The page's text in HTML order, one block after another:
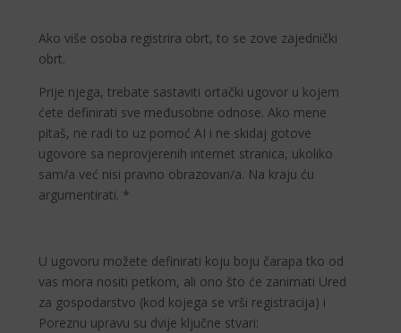
Ako više osoba registrira obrt, to se zove zajednički
obrt.
Prije njega, trebate sastaviti ortački ugovor u kojem
ćete definirati sve međusobne odnose. Ako mene
pitaš, ne radi to uz pomoć AI i ne skidaj gotove
ugovore sa neprovjerenih internet stranica, ukoliko
sam/a već nisi pravno obrazovan/a. Na kraju ću
argumentirati. *
U ugovoru možete definirati koju boju čarapa tko od
vas mora nositi petkom, ali ono što će zanimati Ured
za gospodarstvo (kod kojega se vrši registracija) i
Poreznu upravu su dvije ključne stvari: